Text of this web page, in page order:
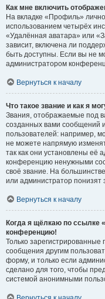
Как мне включить
На вкладке «Профиль»
использованием четырёх
«Удалённая аватара» или
зависит, включена ли
быть доступны. Если вы не
администратором
Вернуться к началу
Что такое звание и как я
Звания, отображаемые под
созданных вами сообщений
пользователей: например,
не можете напрямую
так как они установлены её
конференцию ненужными
своё звание. На
или администратор понизят
Вернуться к началу
Когда я щёлкаю по ссылке
конференцию!
Только зарегистрированные
сообщения другим
форму, и только если
сделано для того, чтобы
системой анонимными